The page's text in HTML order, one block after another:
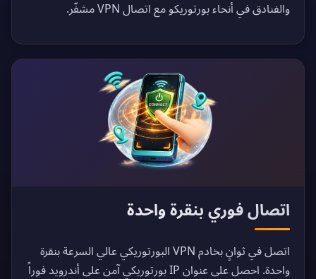
والفنادق في أنحاء بورتوريكو مع اتصال VPN مشفّر.
اتصال فوري بنقرة واحدة
اتصل في ثوانٍ بخادم VPN البورتوريكي عالي السرعة بنقرة
واحدة. احصل على عنوان IP بورتوريكي آمن على أندرويد فوراً